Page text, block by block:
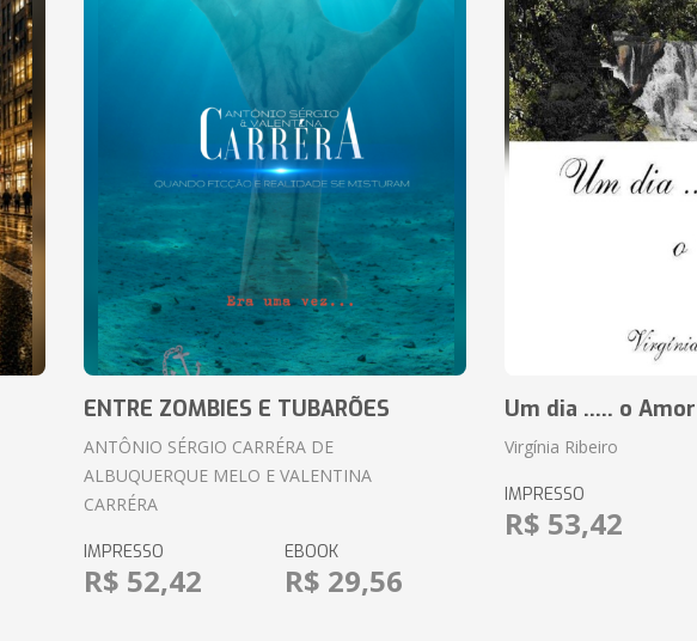
ENTRE ZOMBIES E TUBARÕES
ANTÔNIO SÉRGIO CARRÉRA DE
ALBUQUERQUE MELO E VALENTINA
CARRÉRA
IMPRESSO
R$ 52,42
EBOOK
R$ 29,56
Um dia ..... o Amor
Virgínia Ribeiro
IMPRESSO
R$ 53,42